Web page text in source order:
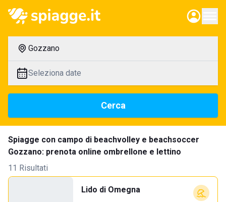
Gozzano
Seleziona date
Cerca
Spiagge con campo di beachvolley e beachsoccer
Gozzano: prenota online ombrellone e lettino
11 Risultati
Lido di Omegna